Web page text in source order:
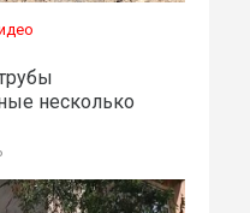
несколько